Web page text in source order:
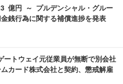
億円 ～ プルデンシャル・グルー
銭行為に関する補償進捗を発表
ートウェイ元従業員が無断で別会社
カード株式会社と契約、懲戒解雇